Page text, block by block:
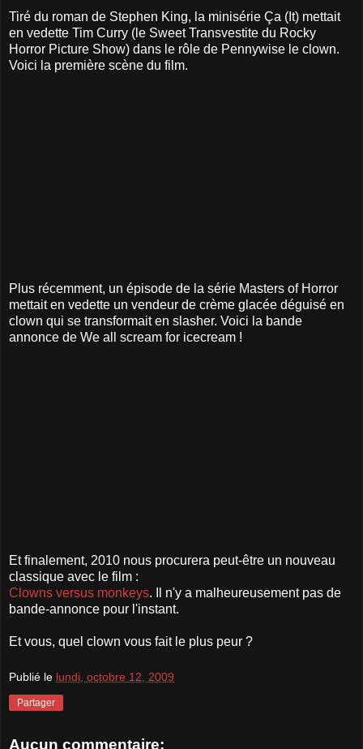
Tiré du roman de Stephen King, la minisérie Ça (It) mettait
en vedette Tim Curry (le Sweet Transvestite du Rocky
Horror Picture Show) dans le rôle de Pennywise le clown.
Voici la première scène du film.
Plus récemment, un épisode de la série Masters of Horror
mettait en vedette un vendeur de crème glacée déguisé en
clown qui se transformait en slasher. Voici la bande
annonce de We all scream for icecream !
Et finalement, 2010 nous procurera peut-être un nouveau
classique avec le film :
Clowns versus monkeys. Il n'y a malheureusement pas de
bande-annonce pour l'instant.
Et vous, quel clown vous fait le plus peur ?
Publié le lundi, octobre 12, 2009
Partager
Aucun commentaire: